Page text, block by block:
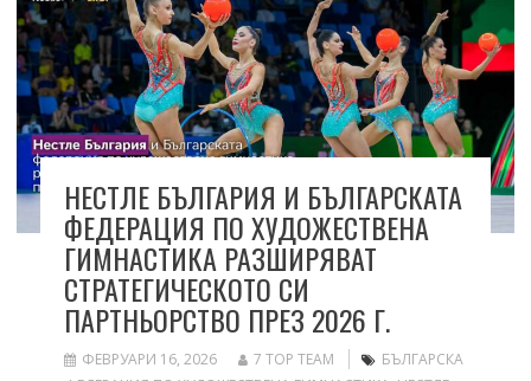
НЕСТЛЕ БЪЛГАРИЯ И БЪЛГАРСКАТА
ФЕДЕРАЦИЯ ПО ХУДОЖЕСТВЕНА
ГИМНАСТИКА РАЗШИРЯВАТ
СТРАТЕГИЧЕСКОТО СИ
ПАРТНЬОРСТВО ПРЕЗ 2026 Г.
ФЕВРУАРИ 16, 2026 7 TOP TEAM
БЪЛГАРСКА